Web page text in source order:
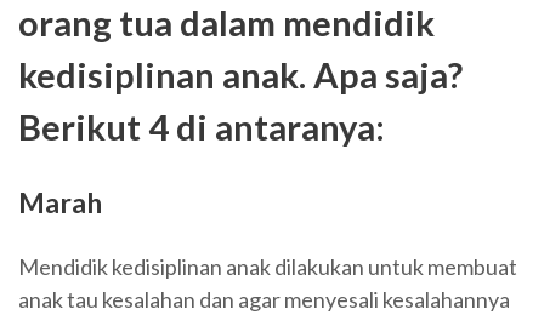
orang tua dalam mendidik
kedisiplinan anak. Apa saja?
Berikut 4 di antaranya:
Marah
Mendidik kedisiplinan anak dilakukan untuk membuat
anak tau kesalahan dan agar menyesali kesalahannya